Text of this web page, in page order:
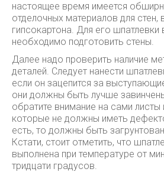
настоящее время имеется
отделочных материалов для стен,
гипсокартона. Для его
необходимо подготовить стены.
Далее надо проверить наличие
деталей. Следует нанести
если он зацепится за
они должны быть лучше
обратите внимание на сами листы
которые не должны иметь
есть, то должны быть
Кстати, стоит отметить, что
выполнена при температуре от
тридцати градусов.